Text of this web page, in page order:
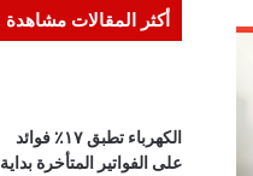
أكثر المقالات مشاهدة
الكهرباء تطبق ١٧٪ فوائد
على الفواتير المتأخرة بداية